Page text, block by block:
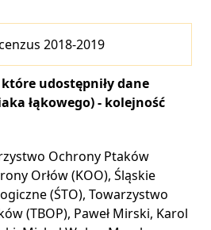
2018-2019
udostępniły dane
łąkowego) - kolejność
Ochrony Ptaków
Orłów (KOO), Śląskie
(ŚTO), Towarzystwo
(TBOP), Paweł Mirski, Karol